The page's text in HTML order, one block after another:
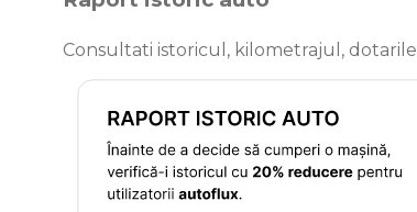
Consultati istoricul, kilometrajul, dotarile